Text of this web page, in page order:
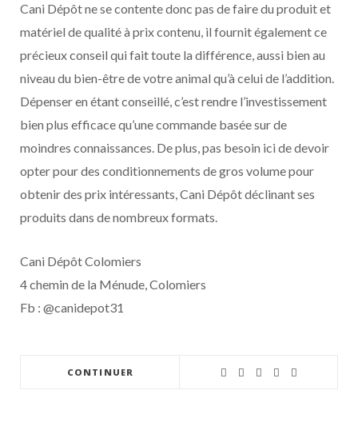
Cani Dépôt ne se contente donc pas de faire du produit et
matériel de qualité à prix contenu, il fournit également ce
précieux conseil qui fait toute la différence, aussi bien au
niveau du bien-être de votre animal qu’à celui de l’addition.
Dépenser en étant conseillé, c’est rendre l’investissement
bien plus efficace qu’une commande basée sur de
moindres connaissances. De plus, pas besoin ici de devoir
opter pour des conditionnements de gros volume pour
obtenir des prix intéressants, Cani Dépôt déclinant ses
produits dans de nombreux formats.
Cani Dépôt Colomiers
4 chemin de la Ménude, Colomiers
Fb : @canidepot31
CONTINUER